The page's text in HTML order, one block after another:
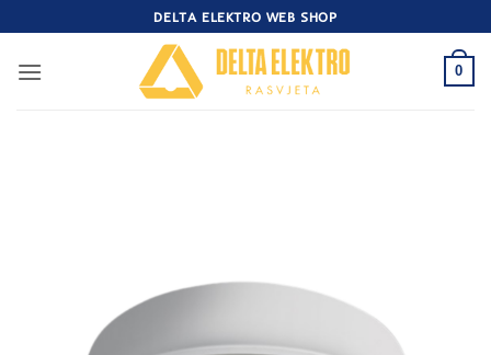
to
content
DELTA ELEKTRO WEB SHOP
0